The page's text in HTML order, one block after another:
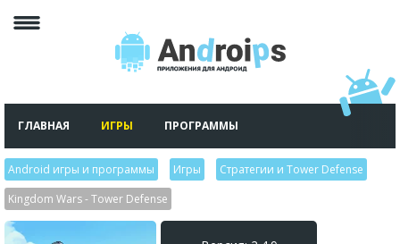
ГЛАВНАЯ ИГРЫ ПРОГРАММЫ
Android игры и программы Игры Стратегии и Tower Defense
Kingdom Wars - Tower Defense